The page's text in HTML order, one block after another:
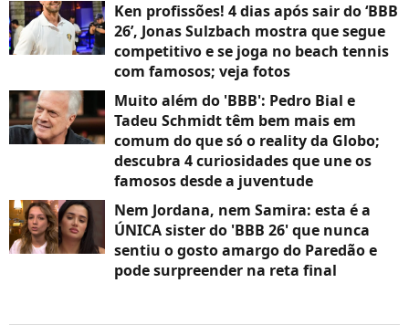
Ken profissões! 4 dias após sair do ‘BBB
26’, Jonas Sulzbach mostra que segue
competitivo e se joga no beach tennis
com famosos; veja fotos
Muito além do 'BBB': Pedro Bial e
Tadeu Schmidt têm bem mais em
comum do que só o reality da Globo;
descubra 4 curiosidades que une os
famosos desde a juventude
Nem Jordana, nem Samira: esta é a
ÚNICA sister do 'BBB 26' que nunca
sentiu o gosto amargo do Paredão e
pode surpreender na reta final